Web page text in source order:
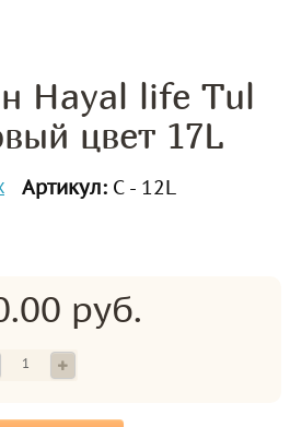
Hayal life Tul
цвет 17L
Артикул: С - 12L
руб.